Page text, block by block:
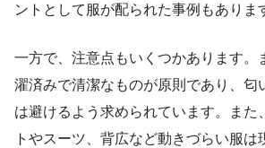
ントとして服が配られた事例もありま
一方で、注意点もいくつかあります。
濯済みで清潔なものが原則であり、匂
は避けるよう求められています。また
トやスーツ、背広など動きづらい服は